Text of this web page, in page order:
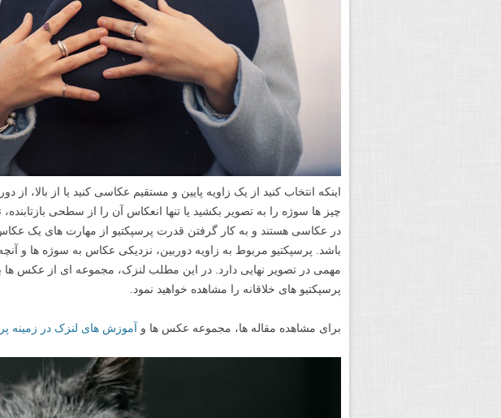
اینکه انتخاب کنید از یک زاویه پایین و مستقیم عکاسی کنید یا از بالا، از
در عکاسی هستند و به کار گرفتن قدرت پرسپکتیو از مهارت های یک
باشد. پرسپکتیو مربوط به زاویه دوربین، نزدیکی عکاس به سوژه ها و
مهمی در تصویر نهایی دارد. در این مطلب لنزک، مجموعه ای از عکس ها
پرسپکتیو های خلاقانه را مشاهده خواهید نمود.
برای مشاهده مقاله ها، مجموعه عکس ها و آموزش های لنزک در زمینه